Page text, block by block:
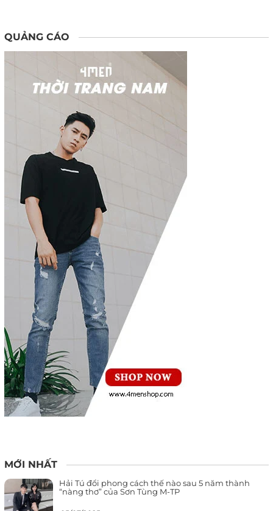
QUẢNG CÁO
MỚI NHẤT
Hải Tú đổi phong cách thế nào sau 5 năm thành
“nàng thơ” của Sơn Tùng M-TP